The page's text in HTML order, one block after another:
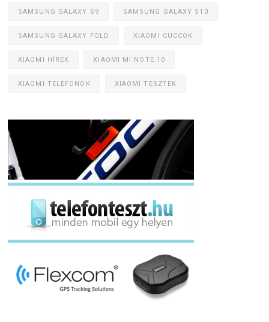
SAMSUNG GALAXY S9 SAMSUNG GALAXY S10
SAMSUNG GALAXY FOLD XIAOMI CUCCOK
XIAOMI HÍREK XIAOMI MI NOTE 10
XIAOMI TELEFONOK XIAOMI TESZTEK